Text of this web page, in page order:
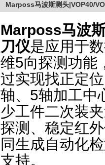
Marposs马波斯测头|VOP40/
Marposs马波
刀仪是应用于
维5向探测功能
过实现找正定
轴、5轴加工中
少工件二次装
探测、稳定红
同生成自动化
支持。